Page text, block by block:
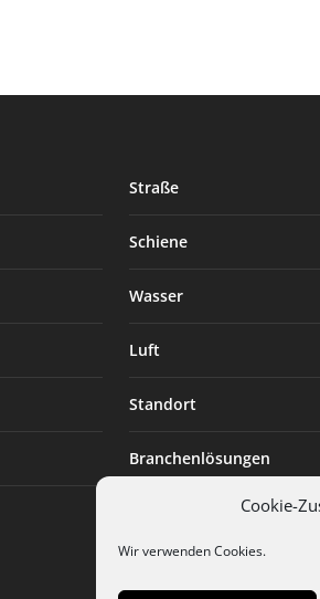
Cookie-
Wir verwenden Cookies.
Straße
Schiene
Wasser
Luft
Standort
Branchenlösungen